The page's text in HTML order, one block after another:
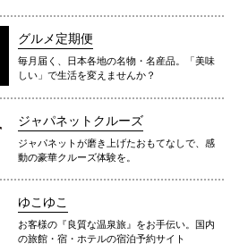
グルメ定期便
毎月届く、日本各地の名物・名産品。「美味
しい」で生活を変えませんか？
ジャパネットクルーズ
ジャパネットが磨き上げたおもてなしで、感
動の豪華クルーズ体験を。
ゆこゆこ
お客様の『良質な温泉旅』をお手伝い。国内
の旅館・宿・ホテルの宿泊予約サイト